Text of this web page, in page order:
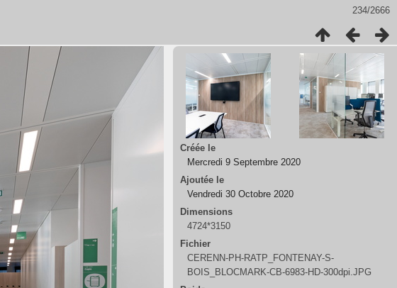
234/2666
Créée le
Mercredi 9 Septembre 2020
Ajoutée le
Vendredi 30 Octobre 2020
Dimensions
4724*3150
Fichier
CERENN-PH-RATP_FONTENAY-S-
BOIS_BLOCMARK-CB-6983-HD-300dpi.JPG